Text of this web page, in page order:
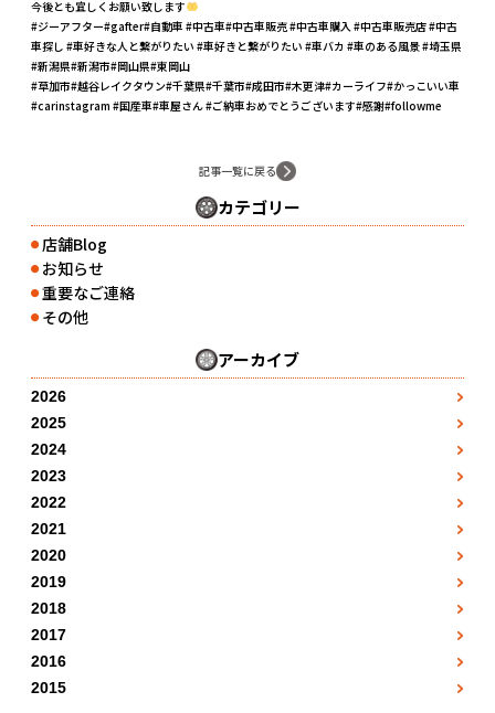
カテゴリー
●店舗Blog
● お知らせ
●重要なご連絡
● その他
アーカイブ
2026
●3月
●4月
●5月
●7月
●8月
2025
●1月
●2月
●3月
●4月
●5月
6月
7月
8月
2024
●1月
●2月
●3月
●4月
●5月
6月
7月
8月
2023
●1月
●2月
●3月
●4月
●5月
6月
7月
2022
●1月
●2月
●3月
●4月
●5月
6月
7月
2021
●7月
●8月
●9月
●10月
●11月
12月
2020
●5月
●12月
2019
●10月
●11月
●12月
2018
●1月
●2月
●3月
2017
●1月
●2月
2016
●5月
2015
今後とも宜しくお願い致します
#ジーアフター#gafter#自動車 #中古車#中古車販売 #中古車購入 #中古車販売店 #中古
車探し #車好きな人と繋がりたい #車好きと繋がりたい #車バカ #車のある風景 #埼玉県
#新潟県#新潟市#岡山県#東岡山
#草加市#越谷レイクタウン#千葉県#千葉市#成田市#木更津#カーライフ#かっこいい車
#carinstagram #国産車#車屋さん #ご納車おめでとうございます#感謝#followme
記事一覧に戻る